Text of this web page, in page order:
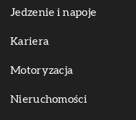
Jedzenie i napoje
Kariera
Motoryzacja
Nieruchomości